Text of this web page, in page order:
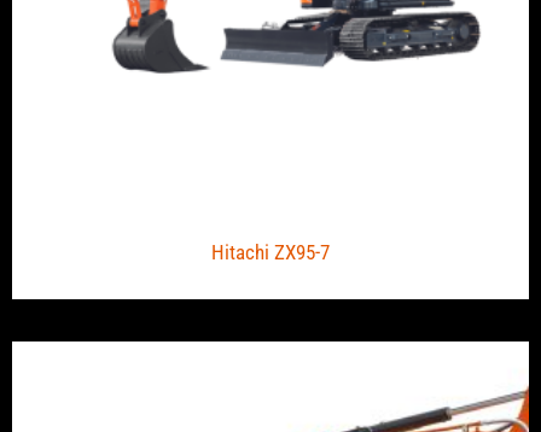
Hitachi ZX95-7